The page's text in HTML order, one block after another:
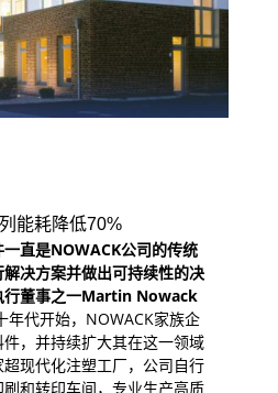
能耗降低70%
一直是NOWACK公司的传统
决方案并做出可持续性的决
董事之一Martin Nowack
年代开始，NOWACK家族企
，并持续扩大其在这一领域
现代化注塑工厂，公司自行
和转印车间，专业生产高质